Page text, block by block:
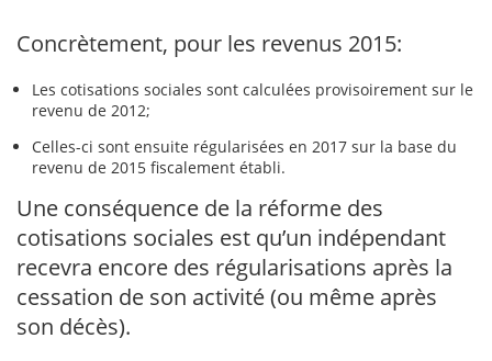
Concrètement, pour les revenus 2015:
Les cotisations sociales sont calculées provisoirement sur le
revenu de 2012;
Celles-ci sont ensuite régularisées en 2017 sur la base du
revenu de 2015 fiscalement établi.
Une conséquence de la réforme des
cotisations sociales est qu’un indépendant
recevra encore des régularisations après la
cessation de son activité (ou même après
son décès).